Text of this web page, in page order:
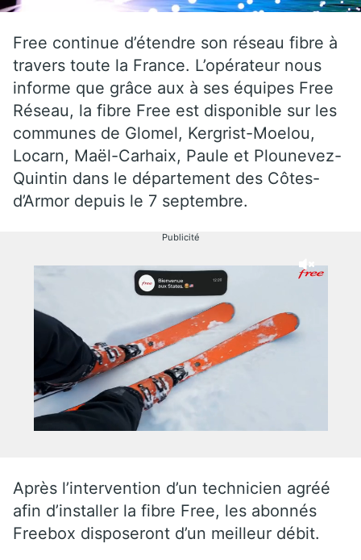
Free continue d’étendre son réseau fibre à
travers toute la France. L’opérateur nous
informe que grâce aux à ses équipes Free
Réseau, la fibre Free est disponible sur les
communes de Glomel, Kergrist-Moelou,
Locarn, Maël-Carhaix, Paule et Plounevez-
Quintin dans le département des Côtes-
d’Armor depuis le 7 septembre.
Publicité
Après l’intervention d’un technicien agréé
afin d’installer la fibre Free, les abonnés
Freebox disposeront d’un meilleur débit.